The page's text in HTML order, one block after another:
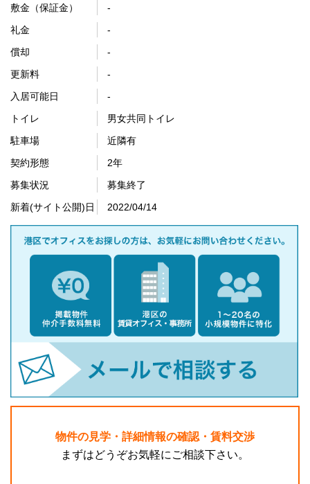
敷金（保証金）
-
礼金
-
償却
-
更新料
-
入居可能日
-
トイレ
男女共同トイレ
駐車場
近隣有
契約形態
2年
募集状況
募集終了
新着(サイト公開)日
2022/04/14
物件の見学・詳細情報の確認・賃料交渉
まずはどうぞお気軽にご相談下さい。